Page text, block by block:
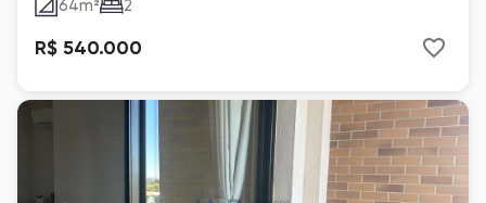
64m² 2
R$ 540.000